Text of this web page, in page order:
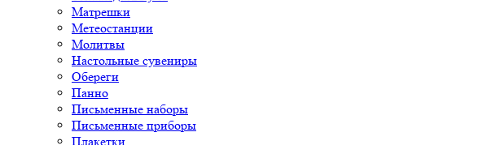
Матрешки
Метеостанции
Молитвы
Настольные сувениры
Обереги
Панно
Письменные наборы
Письменные приборы
Плакетки